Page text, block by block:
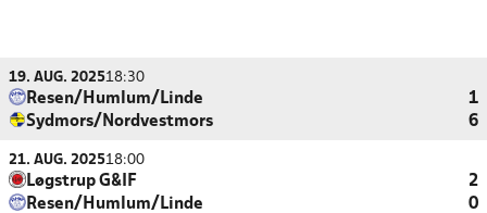
19. AUG. 202518:30
Resen/Humlum/Linde
1
Sydmors/Nordvestmors
6
21. AUG. 202518:00
Løgstrup G&IF
2
Resen/Humlum/Linde
0